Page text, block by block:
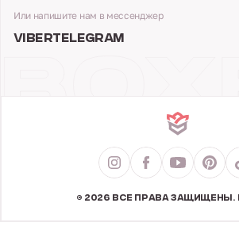
Или напишите нам в мессенджер
VIBERTELEGRAM
© 2026 ВСЕ ПРАВА ЗАЩИЩЕНЫ.